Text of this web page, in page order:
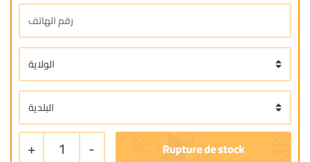
+ 1 -